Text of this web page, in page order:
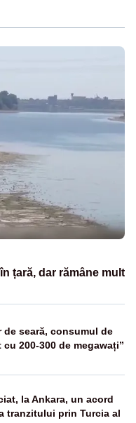
țară, dar rămâne mult
de seară, consumul de
200-300 de megawați”
la Ankara, un acord
tranzitului prin Turcia al